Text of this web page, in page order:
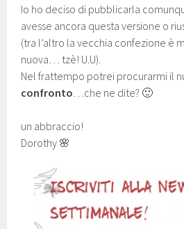
Io ho deciso di pubblicarla
avesse ancora questa versione o
(tra l’altro la vecchia confezione è
nuova… tzè! U.U).
Nel frattempo potrei procurarmi il
confronto…che ne dite? 🙂
un abbraccio!
Dorothy 🌸